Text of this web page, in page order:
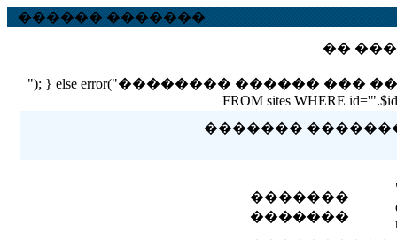
������ �������
��
"); } else error("�������� ������ ��� ������
FROM sites WHERE
�������
�������
�������